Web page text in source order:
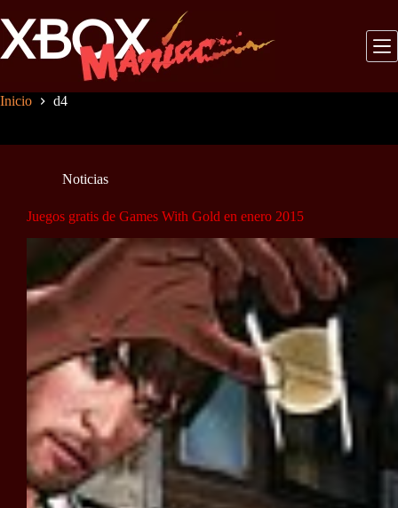
al
contenido
Inicio d4
Noticias
Juegos gratis de Games With Gold en enero 2015